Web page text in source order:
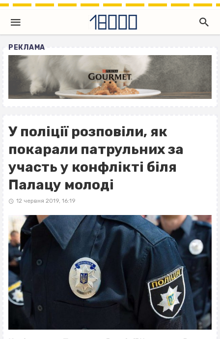
РЕКЛАМА
У поліції розповіли, як
покарали патрульних за
участь у конфлікті біля
Палацу молоді
12 червня 2019, 16:19